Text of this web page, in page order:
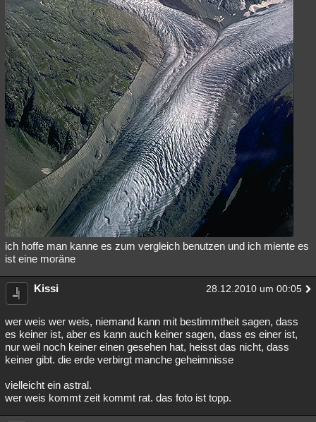
ich hoffe man kanne es zum vergleich benutzen und ich miente es
ist eine moräne
Kissi 28.12.2010 um 00:05
wer weis wer weis, niemand kann mit bestimmtheit sagen, dass
es keiner ist, aber es kann auch keiner sagen, dass es einer ist,
nur weil noch keiner einen gesehen hat, heisst das nicht, dass
keiner gibt. die erde verbirgt manche geheimnisse
vielleicht ein astral.
wer weis kommt zeit kommt rat. das foto ist topp.